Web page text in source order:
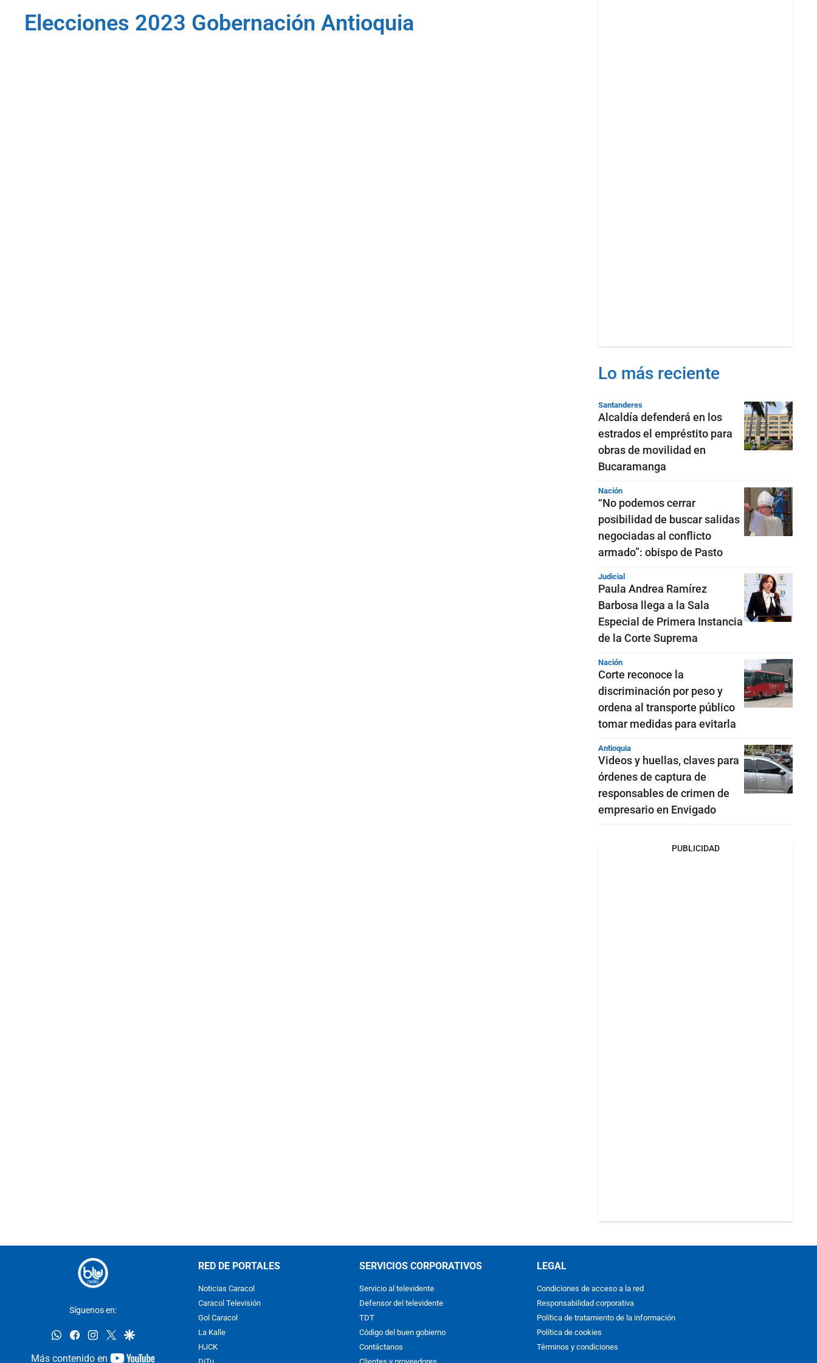
Elecciones 2023 Gobernación Antioquia
Lo más reciente
Santanderes
Alcaldía defenderá en los
estrados el empréstito para
obras de movilidad en
Bucaramanga
Nación
“No podemos cerrar
posibilidad de buscar salidas
negociadas al conflicto
armado”: obispo de Pasto
Judicial
Paula Andrea Ramírez
Barbosa llega a la Sala
Especial de Primera Instancia
de la Corte Suprema
Nación
Corte reconoce la
discriminación por peso y
ordena al transporte público
tomar medidas para evitarla
Antioquia
Videos y huellas, claves para
órdenes de captura de
responsables de crimen de
empresario en Envigado
PUBLICIDAD
Síguenos en:
whatsappfacebookinstagram
twittergoogle
Más contenido en
youtube-
RED DE PORTALES
Noticias Caracol
Caracol Televisión
Gol Caracol
La Kalle
HJCK
SERVICIOS CORPORATIVOS
Servicio al televidente
Defensor del televidente
TDT
Código del buen gobierno
Contáctanos
LEGAL
Condiciones de acceso a la red
Responsabilidad corporativa
Política de tratamiento de la información
Política de cookies
Términos y condiciones